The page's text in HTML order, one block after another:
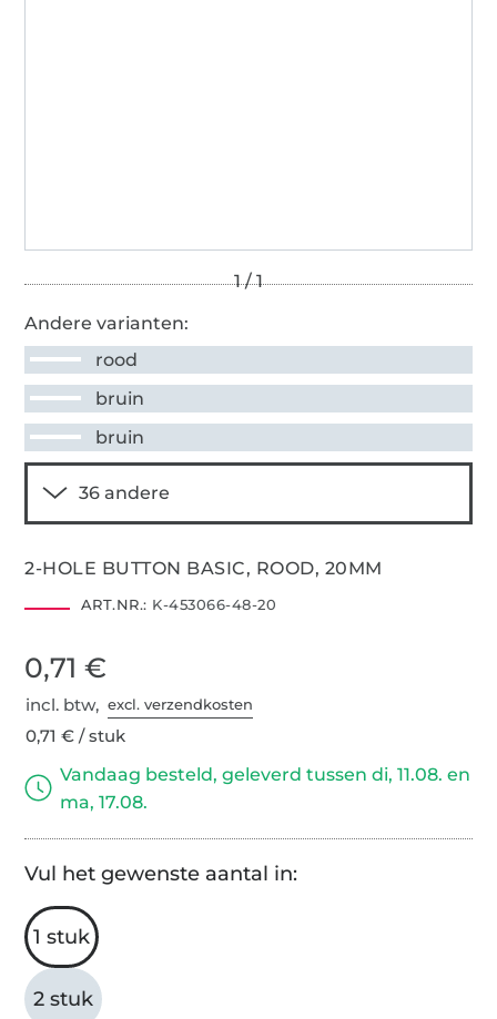
Andere varianten:
rood
bruin
bruin
2-HOLE BUTTON BASIC, ROOD, 20MM
ART.NR.: K-453066-48-20
0,71 €
incl. btw,excl. verzendkosten
0,71 € / stuk
Vandaag besteld, geleverd tussen di, 11.08. en
ma, 17.08.
Vul het gewenste aantal in:
1 stuk
2 stuk